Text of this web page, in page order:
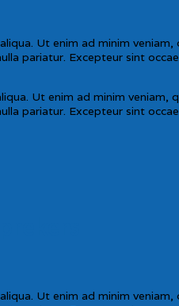
Ut enim ad minim
pariatur. Excepteur sint
Ut enim ad minim veniam,
pariatur. Excepteur sint
Ut enim ad minim